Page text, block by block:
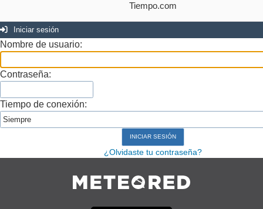
Tiempo.com
Iniciar sesión
Nombre de usuario:
Contraseña:
Tiempo de conexión:
¿Olvidaste tu contraseña?